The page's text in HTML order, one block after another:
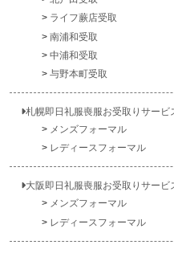
ライフ蕨店受取
南浦和受取
中浦和受取
与野本町受取
札幌即日礼服喪服お受取りサービ
メンズフォーマル
レディースフォーマル
大阪即日礼服喪服お受取りサービ
メンズフォーマル
レディースフォーマル